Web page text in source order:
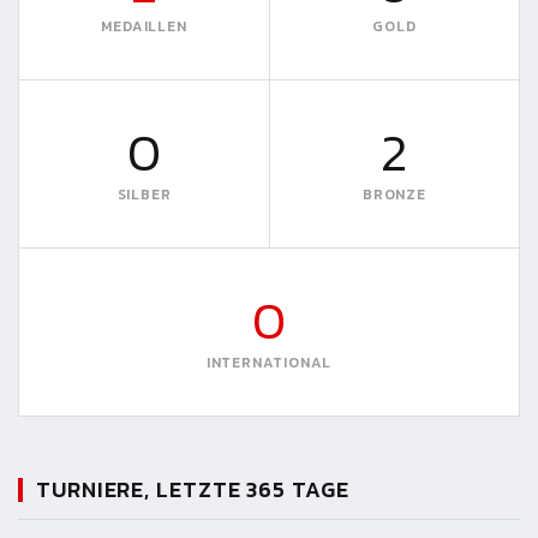
MEDAILLEN GOLD
0
SILBER
2
BRONZE
0
INTERNATIONAL
TURNIERE, LETZTE 365 TAGE